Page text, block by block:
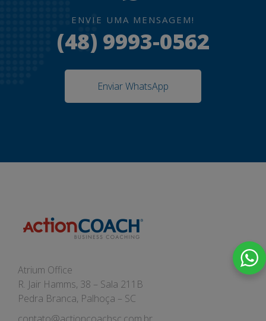
ENVIE UMA MENSAGEM!
(48) 9993-0562
Enviar WhatsApp
Atrium Office
R. Jair Hamms, 38 – Sala 211B
Pedra Branca, Palhoça – SC